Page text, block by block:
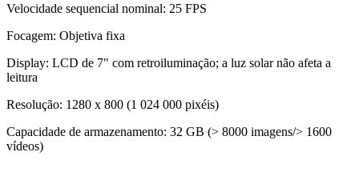
Velocidade sequencial nominal: 25 FPS
Focagem: Objetiva fixa
Display: LCD de 7" com retroiluminação; a luz solar não afeta a
leitura
Resolução: 1280 x 800 (1 024 000 pixéis)
Capacidade de armazenamento: 32 GB (> 8000 imagens/> 1600
vídeos)